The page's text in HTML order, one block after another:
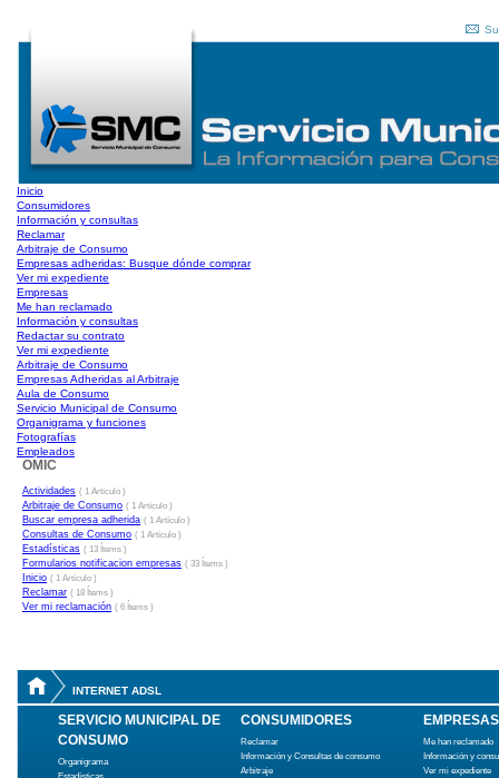
Inicio
Consumidores
Información y consultas
Reclamar
Arbitraje de Consumo
Empresas adheridas: Busque dónde comprar
Ver mi expediente
Empresas
Me han reclamado
Información y consultas
Redactar su contrato
Ver mi expediente
Arbitraje de Consumo
Empresas Adheridas al Arbitraje
Aula de Consumo
Servicio Municipal de Consumo
Organigrama y funciones
Fotografías
Empleados
OMIC
Actividades ( 1 Artículo )
Arbitraje de Consumo ( 1 Artículo )
Buscar empresa adherida ( 1 Artículo )
Consultas de Consumo ( 1 Artículo )
Estadísticas ( 13 Ítems )
Formularios notificacion empresas ( 33 Ítems )
Inicio ( 1 Artículo )
Reclamar ( 18 Ítems )
Ver mi reclamación ( 6 Ítems )
INTERNET ADSL
SERVICIO MUNICIPAL DE
CONSUMO
Organigrama
CONSUMIDORES
Reclamar
Información y Consultas de consumo
Arbitraje
EMPRESAS
Me han reclamado
Información y
Ver mi expediente